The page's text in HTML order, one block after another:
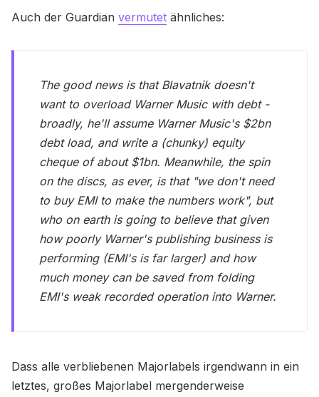
Auch der Guardian vermutet ähnliches:
The good news is that Blavatnik doesn't
want to overload Warner Music with debt -
broadly, he'll assume Warner Music's $2bn
debt load, and write a (chunky) equity
cheque of about $1bn. Meanwhile, the spin
on the discs, as ever, is that "we don't need
to buy EMI to make the numbers work", but
who on earth is going to believe that given
how poorly Warner's publishing business is
performing (EMI's is far larger) and how
much money can be saved from folding
EMI's weak recorded operation into Warner.
Dass alle verbliebenen Majorlabels irgendwann in ein
letztes, großes Majorlabel mergenderweise